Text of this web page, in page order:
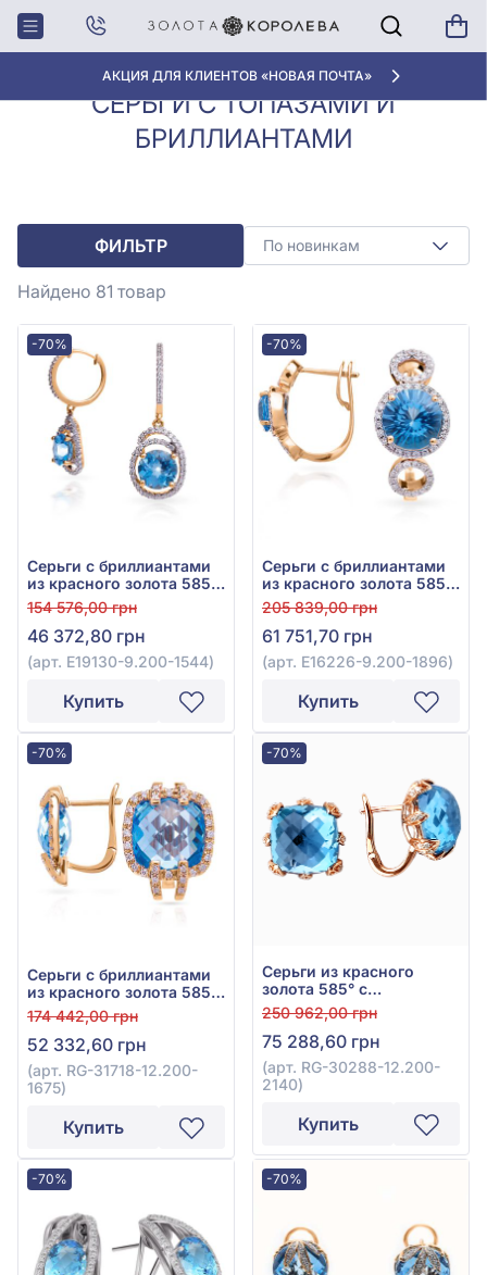
АКЦИЯ ДЛЯ КЛИЕНТОВ «НОВАЯ ПОЧТА»
Главная
Серьги с
бриллиантами
Серьги с топазами и
бриллиантами
СЕРЬГИ С ТОПАЗАМИ И
БРИЛЛИАНТАМИ
ФИЛЬТР По новинкам
Найдено 81 товар
-70%
Серьги с бриллиантами
из красного золота 585°
с бриллиантом 0,36ct и
топазом Swiss Blue
3,37ct, арт. E19130-9.200-
1544
154 576,00 грн
46 372,80 грн
(арт. E19130-9.200-1544)
Купить
-70%
Серьги с бриллиантами
из красного золота 585°
с бриллиантом 0,41ct и
топазом Sky Blue 4,46ct,
арт. E16226-9.200-1896
205 839,00 грн
61 751,70 грн
(арт. E16226-9.200-1896)
Купить
-70%
Серьги с бриллиантами
из красного золота 585°
с бриллиантом 0,25ct и
топазом Sky Blue 10,8ct,
арт. RG-31718-12.200-
1675
174 442,00 грн
52 332,60 грн
(арт. RG-31718-12.200-
1675)
Купить
-70%
Серьги из красного
золота 585° с
бриллиантом 0,42ct и
топазом Sky Blue 21,5ct,
арт. RG-30288-12.200-
2140
250 962,00 грн
75 288,60 грн
(арт. RG-30288-12.200-
2140)
Купить
-70% -70%